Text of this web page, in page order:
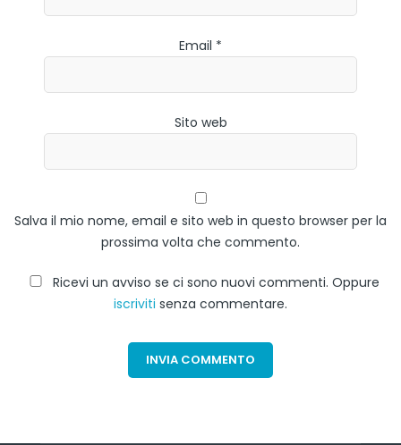
Email *
Sito web
Salva il mio nome, email e sito web in questo browser per la
prossima volta che commento.
Ricevi un avviso se ci sono nuovi commenti. Oppure
iscriviti senza commentare.